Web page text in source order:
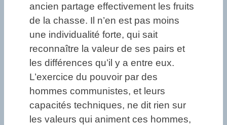
ancien partage effectivement les fruits
de la chasse. Il n’en est pas moins
une individualité forte, qui sait
reconnaître la valeur de ses pairs et
les différences qu’il y a entre eux.
L’exercice du pouvoir par des
hommes communistes, et leurs
capacités techniques, ne dit rien sur
les valeurs qui animent ces hommes,